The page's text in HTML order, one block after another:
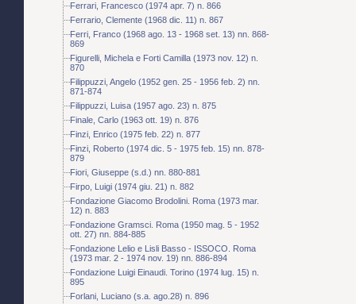
Ferrari, Francesco (1974 apr. 7) n. 866
Ferrario, Clemente (1968 dic. 11) n. 867
Ferri, Franco (1968 ago. 13 - 1968 set. 13) nn. 868-
869
Figurelli, Michela e Forti Camilla (1973 nov. 12) n.
870
Filippuzzi, Angelo (1952 gen. 25 - 1956 feb. 2) nn.
871-874
Filippuzzi, Luisa (1957 ago. 23) n. 875
Finale, Carlo (1963 ott. 19) n. 876
Finzi, Enrico (1975 feb. 22) n. 877
Finzi, Roberto (1974 dic. 5 - 1975 feb. 15) nn. 878-
879
Fiori, Giuseppe (s.d.) nn. 880-881
Firpo, Luigi (1974 giu. 21) n. 882
Fondazione Giacomo Brodolini. Roma (1973 mar.
12) n. 883
Fondazione Gramsci. Roma (1950 mag. 5 - 1952
ott. 27) nn. 884-885
Fondazione Lelio e Lisli Basso - ISSOCO. Roma
(1973 mar. 2 - 1974 nov. 19) nn. 886-894
Fondazione Luigi Einaudi. Torino (1974 lug. 15) n.
895
Forlani, Luciano (s.a. ago.28) n. 896